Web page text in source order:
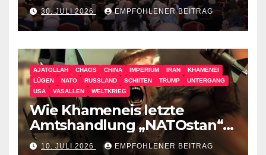
30. JULI 2026 EMPFOHLENER BEITRAG
AJATOLLAH CHAOS CHINA IMPERIUM IRAN
KHAMENEI
LÜGEN
NATO RUSSLAND SCHIITEN TRUMP
UNTERGANG
USA
VASALLEN WELTKRIEG
Wie Khameneis letzte
Amtshandlung „NATOstan“
besiegt
10. JULI 2026 EMPFOHLENER BEITRAG